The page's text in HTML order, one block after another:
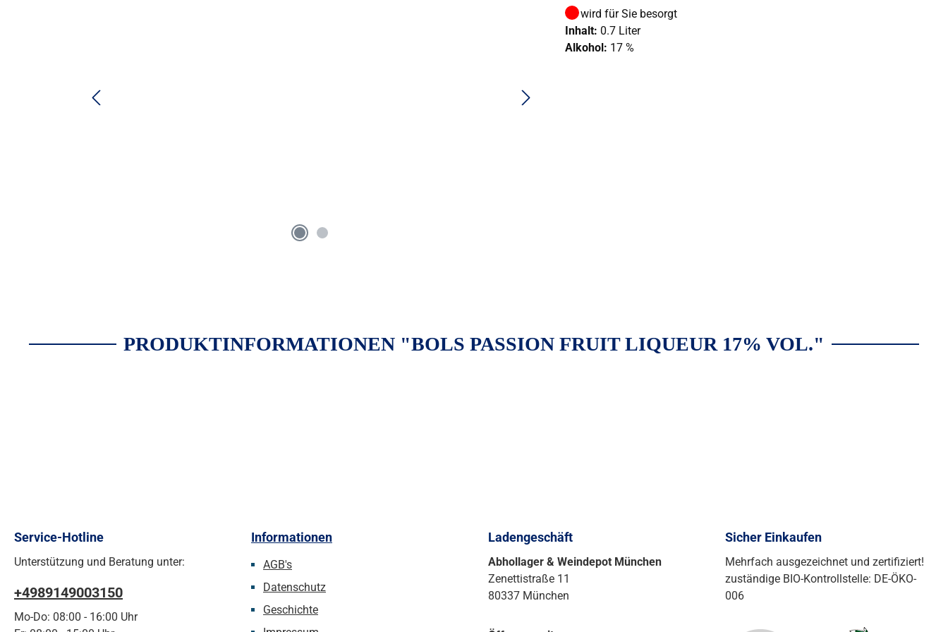
wird für Sie besorgt
Inhalt: 0.7 Liter
Alkohol: 17 %
PRODUKTINFORMATIONEN "BOLS PASSION FRUIT LIQUEUR 17% VOL."
Service-Hotline
Unterstützung und Beratung unter:
+4989149003150
Mo-Do: 08:00 - 16:00 Uhr
Informationen
AGB's
Datenschutz
Geschichte
Ladengeschäft
Abhollager & Weindepot München
Zenettistraße 11
80337 München
Sicher Einkaufen
Mehrfach ausgezeichnet und zertifiziert!
zuständige BIO-Kontrollstelle: DE-ÖKO-
006